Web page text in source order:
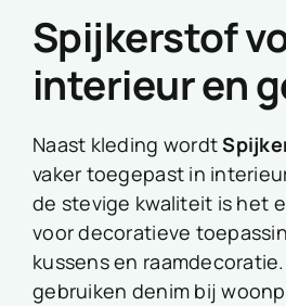
Spijkerstof
interieur en
Naast kleding wordt
vaker toegepast in
de stevige kwaliteit is het
voor decoratieve
kussens en
gebruiken denim bij